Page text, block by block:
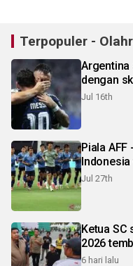
Terpopuler -
dengan
Jul 16th
Piala
Jul 27th
Ketua SC
2026
6 hari lalu